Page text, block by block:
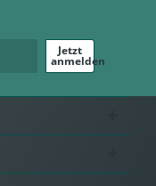
Jetzt
anmelden